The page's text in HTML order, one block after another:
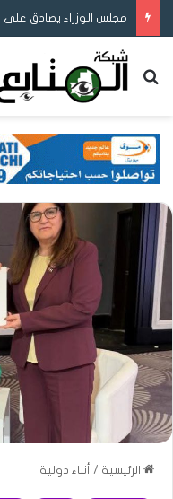
بحث عن
الرئيسية / أنباء دولية